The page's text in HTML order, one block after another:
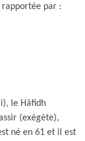
par :
le Hâfidh
(exégète),
né en 61 et il est